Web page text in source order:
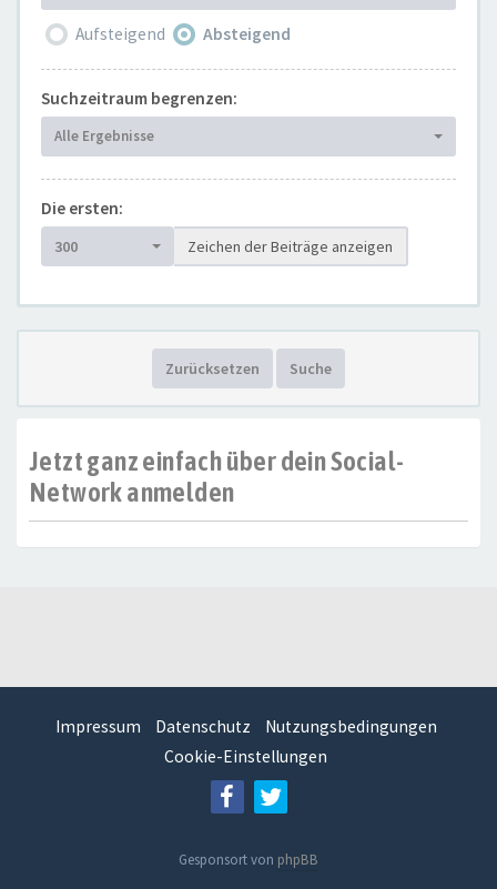
Aufsteigend Absteigend
Suchzeitraum begrenzen:
Alle Ergebnisse
Die ersten:
300 Zeichen der Beiträge anzeigen
Zurücksetzen Suche
Jetzt ganz einfach über dein Social-
Network anmelden
Impressum Datenschutz
Nutzungsbedingungen
Cookie-Einstellungen
Gesponsort von phpBB